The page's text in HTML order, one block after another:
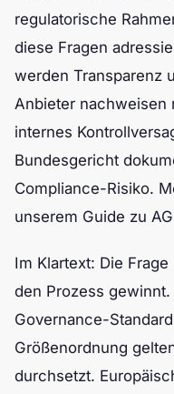
regulatorische
diese Fragen
werden Transparenz
Anbieter nachweisen
internes
Bundesgericht
Compliance-Risiko.
unserem Guide zu
Im Klartext: Die
den Prozess
Governance-
Größenordnung
durchsetzt.